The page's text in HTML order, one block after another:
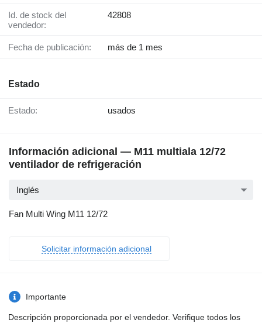
Id. de stock del
vendedor:
42808
Fecha de publicación: más de 1 mes
Estado
Estado: usados
Información adicional — M11 multiala 12/72
ventilador de refrigeración
Inglés
Fan Multi Wing M11 12/72
Solicitar información adicional
Importante
Descripción proporcionada por el vendedor. Verifique todos los